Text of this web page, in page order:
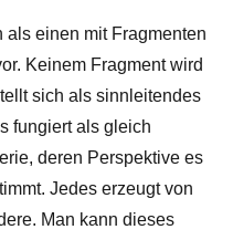
einen mit Fragmenten
Keinem Fragment wird
sich als sinnleitendes
fungiert als gleich
deren Perspektive es
Jedes erzeugt von
Man kann dieses